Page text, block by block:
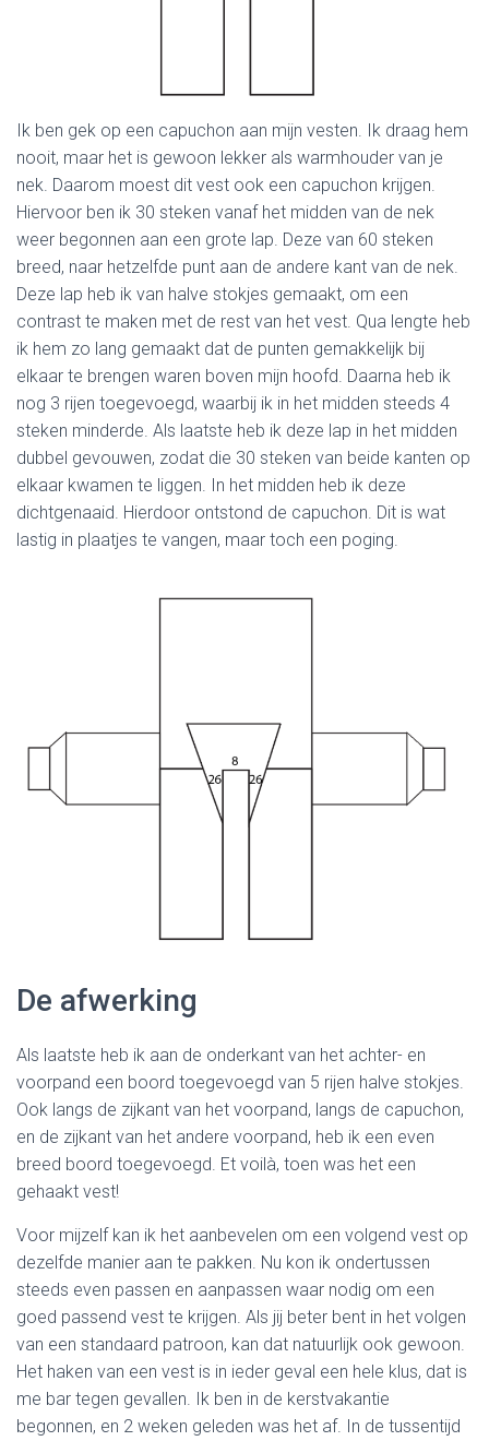
Ik ben gek op een capuchon aan mijn vesten. Ik draag hem
nooit, maar het is gewoon lekker als warmhouder van je
nek. Daarom moest dit vest ook een capuchon krijgen.
Hiervoor ben ik 30 steken vanaf het midden van de nek
weer begonnen aan een grote lap. Deze van 60 steken
breed, naar hetzelfde punt aan de andere kant van de nek.
Deze lap heb ik van halve stokjes gemaakt, om een
contrast te maken met de rest van het vest. Qua lengte heb
ik hem zo lang gemaakt dat de punten gemakkelijk bij
elkaar te brengen waren boven mijn hoofd. Daarna heb ik
nog 3 rijen toegevoegd, waarbij ik in het midden steeds 4
steken minderde. Als laatste heb ik deze lap in het midden
dubbel gevouwen, zodat die 30 steken van beide kanten op
elkaar kwamen te liggen. In het midden heb ik deze
dichtgenaaid. Hierdoor ontstond de capuchon. Dit is wat
lastig in plaatjes te vangen, maar toch een poging.
De afwerking
Als laatste heb ik aan de onderkant van het achter- en
voorpand een boord toegevoegd van 5 rijen halve stokjes.
Ook langs de zijkant van het voorpand, langs de capuchon,
en de zijkant van het andere voorpand, heb ik een even
breed boord toegevoegd. Et voilà, toen was het een
gehaakt vest!
Voor mijzelf kan ik het aanbevelen om een volgend vest op
dezelfde manier aan te pakken. Nu kon ik ondertussen
steeds even passen en aanpassen waar nodig om een
goed passend vest te krijgen. Als jij beter bent in het volgen
van een standaard patroon, kan dat natuurlijk ook gewoon.
Het haken van een vest is in ieder geval een hele klus, dat is
me bar tegen gevallen. Ik ben in de kerstvakantie
begonnen, en 2 weken geleden was het af. In de tussentijd